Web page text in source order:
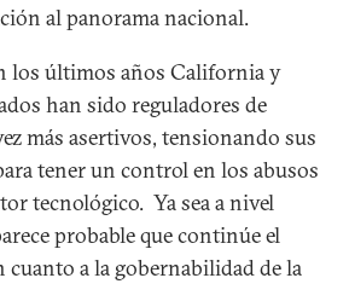
al panorama nacional.
los últimos años California y
han sido reguladores de
más asertivos, tensionando sus
tener un control en los abusos
tecnológico. Ya sea a nivel
probable que continúe el
cuanto a la gobernabilidad de la